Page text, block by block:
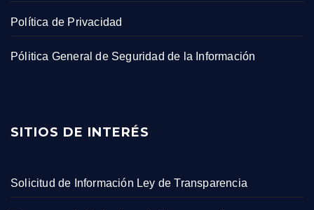
Política de Privacidad
Pólitica General de Seguridad de la Información
SITIOS DE INTERÉS
Solicitud de Información Ley de Transparencia